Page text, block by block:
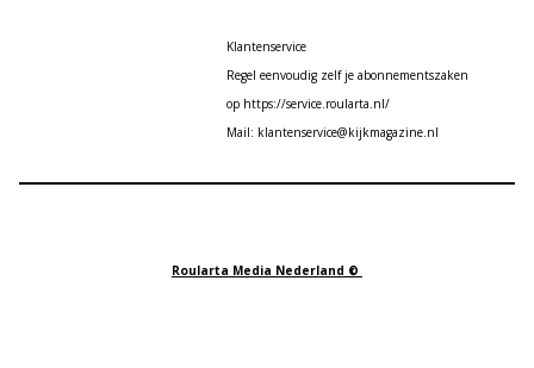
Klantenservice
Regel eenvoudig zelf je abonnementszaken
op https://service.roularta.nl/
Mail: klantenservice@kijkmagazine.nl
Roularta Media Nederland ©